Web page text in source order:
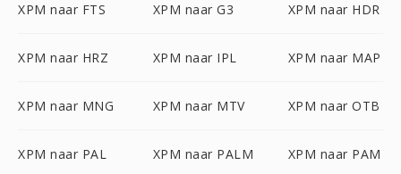
XPM naar FTS XPM naar G3 XPM naar HDR
XPM naar HRZ XPM naar IPL XPM naar MAP
XPM naar MNG XPM naar MTV XPM naar OTB
XPM naar PAL XPM naar PALM XPM naar PAM